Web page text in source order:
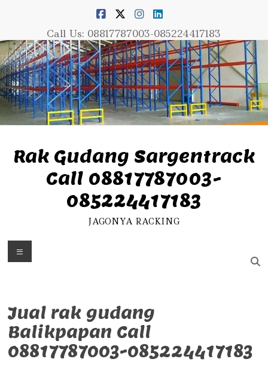
Call Us: 08817787003-085224417183
Rak Gudang Sargentrack
Call 08817787003-
085224417183
JAGONYA RACKING
Menu
Jual rak gudang
Balikpapan Call
08817787003-085224417183